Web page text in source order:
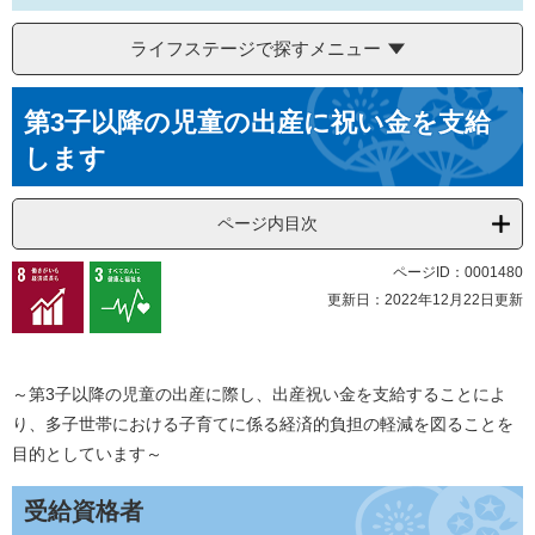
ライフステージで探すメニュー
文第3子以降の児童の出産に祝い金を支給
します
ページ内目次
ページID：0001480
更新日：2022年12月22日更新
～第3子以降の児童の出産に際し、出産祝い金を支給することによ
り、多子世帯における子育てに係る経済的負担の軽減を図ることを
目的としています～
受給資格者